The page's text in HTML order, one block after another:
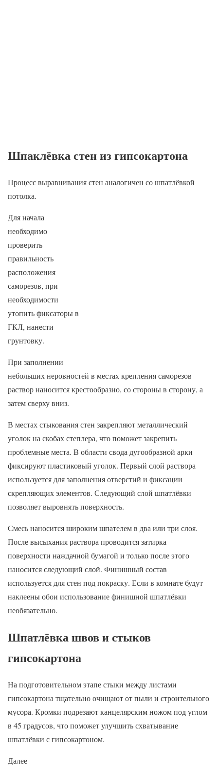
Шпаклёвка стен из гипсокартона
Процесс выравнивания стен аналогичен со шпатлёвкой
потолка.
Для начала
необходимо
проверить
правильность
расположения
саморезов, при
необходимости
утопить фиксаторы в
ГКЛ, нанести
грунтовку.
При заполнении
небольших неровностей в местах крепления саморезов
раствор наносится крестообразно, со стороны в сторону, а
затем сверху вниз.
В местах стыкования стен закрепляют металлический
уголок на скобах степлера, что поможет закрепить
проблемные места. В области свода дугообразной арки
фиксируют пластиковый уголок. Первый слой раствора
используется для заполнения отверстий и фиксации
скрепляющих элементов. Следующий слой шпатлёвки
позволяет выровнять поверхность.
Смесь наносится широким шпателем в два или три слоя.
После высыхания раствора проводится затирка
поверхности наждачной бумагой и только после этого
наносится следующий слой. Финишный состав
используется для стен под покраску. Если в комнате будут
наклеены обои использование финишной шпатлёвки
необязательно.
Шпатлёвка швов и стыков
гипсокартона
На подготовительном этапе стыки между листами
гипсокартона тщательно очищают от пыли и строительного
мусора. Кромки подрезают канцелярским ножом под углом
в 45 градусов, что поможет улучшить схватывание
шпатлёвки с гипсокартоном.
Далее